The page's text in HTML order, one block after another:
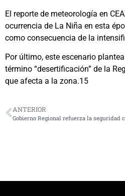
El reporte de meteorología en
ocurrencia de La Niña en esta
como consecuencia de la
Por último, este escenario
término “desertificación” de la
que afecta a la zona.15
ANTERIOR